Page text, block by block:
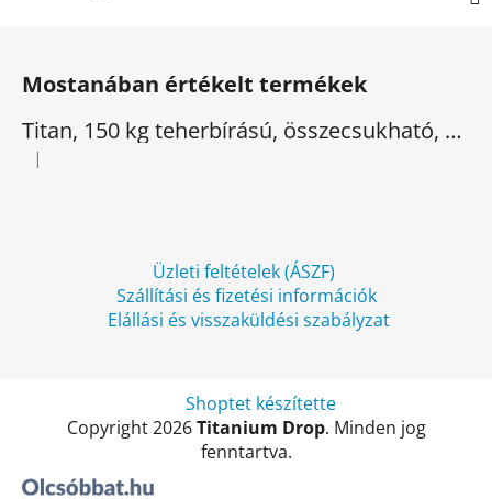
Mostanában értékelt termékek
Titan, 150 kg teherbírású, összecsukható, elektromos háromkerekű
A termék értékelése 5-ből 5 csillag.
|
Üzleti feltételek (ÁSZF)
Szállítási és fizetési információk
Elállási és visszaküldési szabályzat
Shoptet készítette
Copyright 2026Titanium Drop. Minden jog
fenntartva.